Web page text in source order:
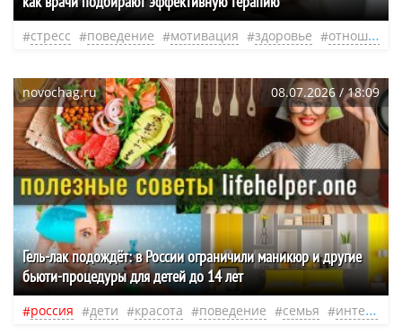
стресс поведение мотивация здоровье отношения
novochag.ru 08.07.2026 / 18:09
Гель-лак подождёт: в России ограничили маникюр и другие
бьюти-процедуры для детей до 14 лет
россия дети красота поведение семья интерьер